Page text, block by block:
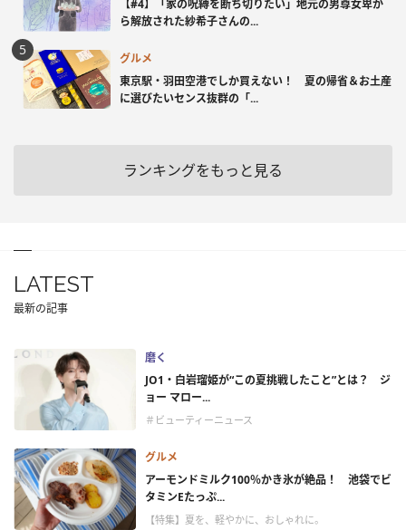
【#4】「家の呪縛を断ち切りたい」地元の男尊女卑か
ら解放された紗希子さんの...
グルメ
東京駅・羽田空港でしか買えない！ 夏の帰省＆お土産
に選びたいセンス抜群の「...
ランキングをもっと見る
LATEST
最新の記事
磨く
JO1・白岩瑠姫が“この夏挑戦したこと”とは？ ジ
ョー マロー...
＃ビューティーニュース
グルメ
アーモンドミルク100％かき氷が絶品！ 池袋でビ
タミンEたっぷ...
【特集】夏を、軽やかに、おしゃれに。